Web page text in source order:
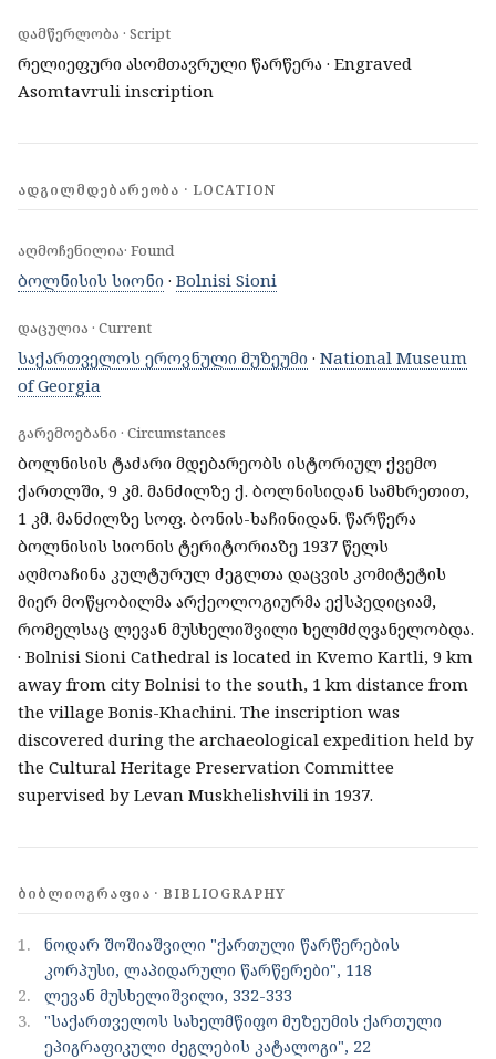
დამწერლობა · Script
რელიეფური ასომთავრული წარწერა · Engraved
Asomtavruli inscription
ᲐᲓᲒᲘᲚᲛᲓᲔᲑᲐᲠᲔᲝᲑᲐ · LOCATION
აღმოჩენილია· Found
ბოლნისის სიონი · Bolnisi Sioni
დაცულია · Current
საქართველოს ეროვნული მუზეუმი · National Museum
of Georgia
გარემოებანი · Circumstances
ბოლნისის ტაძარი მდებარეობს ისტორიულ ქვემო
ქართლში, 9 კმ. მანძილზე ქ. ბოლნისიდან სამხრეთით,
1 კმ. მანძილზე სოფ. ბონის-ხაჩინიდან. წარწერა
ბოლნისის სიონის ტერიტორიაზე 1937 წელს
აღმოაჩინა კულტურულ ძეგლთა დაცვის კომიტეტის
მიერ მოწყობილმა არქეოლოგიურმა ექსპედიციამ,
რომელსაც ლევან მუსხელიშვილი ხელმძღვანელობდა.
· Bolnisi Sioni Cathedral is located in Kvemo Kartli, 9 km
away from city Bolnisi to the south, 1 km distance from
the village Bonis-Khachini. The inscription was
discovered during the archaeological expedition held by
the Cultural Heritage Preservation Committee
supervised by Levan Muskhelishvili in 1937.
ᲑᲘᲑᲚᲘᲝᲒᲠᲐᲤᲘᲐ · BIBLIOGRAPHY
1.
ნოდარ შოშიაშვილი "ქართული წარწერების
კორპუსი, ლაპიდარული წარწერები", 118
2.
ლევან მუსხელიშვილი, 332-333
3.
"საქართველოს სახელმწიფო მუზეუმის ქართული
ეპიგრაფიკული ძეგლების კატალოგი", 22